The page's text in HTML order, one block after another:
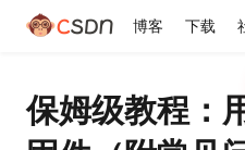
博客 下载
保姆级教程：